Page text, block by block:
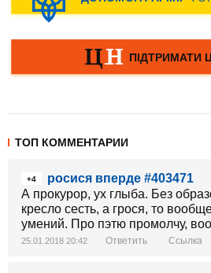
ТОП КОММЕНТАРИИ
+4
росися вперде #403471
А прокурор, ух глыба. Без
кресло сесть, а грося, то
умений. Про пэтю промолчу,
25.01.2018 20:42 Ответить Ссылка